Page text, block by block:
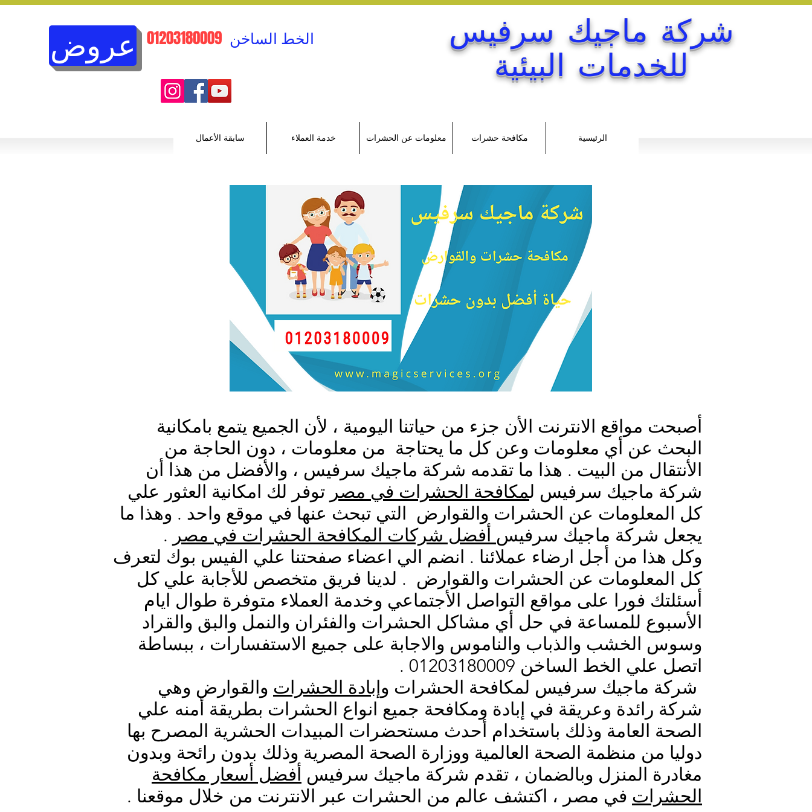
عروض 01203180009 الخط الساخن
شركة ماجيك سرفيس
للخدمات البيئية
أصبحت مواقع الانترنت الأن جزء من حياتنا اليومية ، لأن الجميع يتمع بامكانية
البحث عن أي معلومات وعن كل ما يحتاجة من معلومات ، دون الحاجة من
الأنتقال من البيت . هذا ما تقدمه شركة ماجيك سرفيس ، والأفضل من هذا أن
شركة ماجيك سرفيس لمكافحة الحشرات في مصر توفر لك امكانية العثور علي
كل المعلومات عن الحشرات والقوارض التي تبحث عنها في موقع واحد . وهذا ما
يجعل شركة ماجيك سرفيس أفضل شركات المكافحة الحشرات في مصر .
وكل هذا من أجل ارضاء عملائنا . انضم الي اعضاء صفحتنا علي الفيس بوك لتعرف
كل المعلومات عن الحشرات والقوارض . لدينا فريق متخصص للأجابة علي كل
أسئلتك فورا على مواقع التواصل الأجتماعي وخدمة العملاء متوفرة طوال ايام
الأسبوع للمساعة في حل أي مشاكل الحشرات والفئران والنمل والبق والقراد
وسوس الخشب والذباب والناموس والاجابة على جميع الاستفسارات ، ببساطة
اتصل علي الخط الساخن 01203180009 .
شركة ماجيك سرفيس لمكافحة الحشرات وإبادة الحشرات والقوارض وهي
شركة رائدة وعريقة في إبادة ومكافحة جميع انواع الحشرات بطريقة أمنه علي
الصحة العامة وذلك باستخدام أحدث مستحضرات المبيدات الحشرية المصرح بها
دوليا من منظمة الصحة العالمية ووزارة الصحة المصرية وذلك بدون رائحة وبدون
مغادرة المنزل وبالضمان ، تقدم شركة ماجيك سرفيس أفضل أسعار مكافحة
الحشرات في مصر ، اكتشف عالم من الحشرات عبر الانترنت من خلال موقعنا .
سابقة الأعمال خدمة العملاء معلومات عن الحشرات مكافحة حشرات الرئيسية